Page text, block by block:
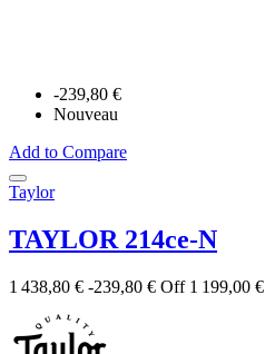
-239,80 €
Nouveau
Add to Compare
Taylor
TAYLOR 214ce-N
1 438,80 € -239,80 € Off 1 199,00 €